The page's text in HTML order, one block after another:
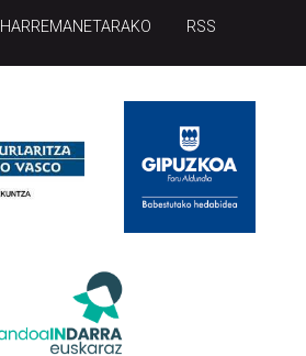
HARREMANETARAKO RSS